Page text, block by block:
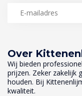
Over
Wij bieden
prijzen. Zeker zakelijk
houden. Bij
kwaliteit.